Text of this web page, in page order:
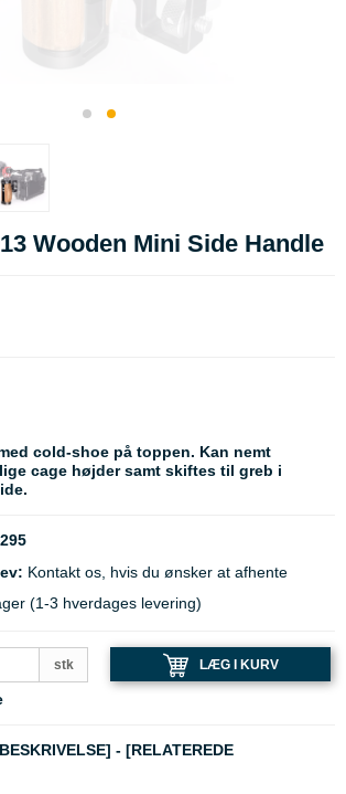
Wooden Mini Side Handle
cold-shoe på toppen. Kan nemt
cage højder samt skiftes til greb i
Kontakt os, hvis du ønsker at afhente
(1-3 hverdages levering)
stk LÆG I KURV
- [RELATEREDE